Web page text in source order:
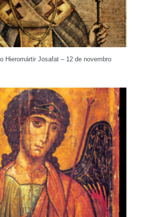
Hieromártir Josafat – 12 de novembro